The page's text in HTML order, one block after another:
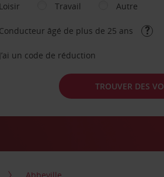
Loisir
Travail Autre
Conducteur âgé de plus de 25 ans
J’ai un code de réduction
TROUVER DES